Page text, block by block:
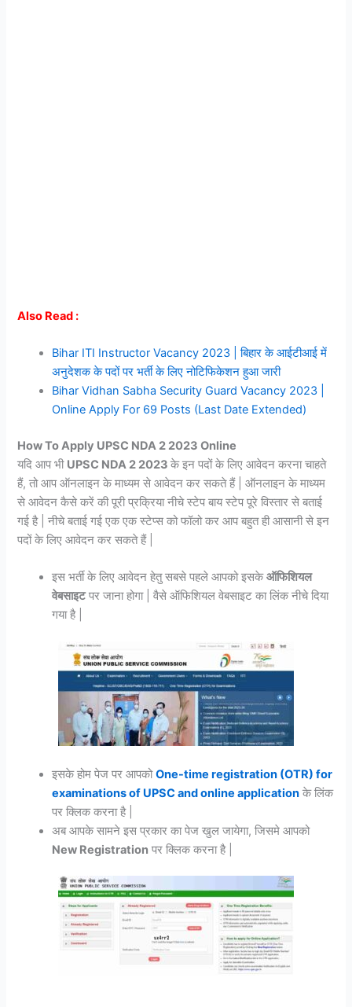
Also Read :
Bihar ITI Instructor Vacancy 2023 | बिहार के आईटीआई में
अनुदेशक के पदों पर भर्ती के लिए नोटिफिकेशन हुआ जारी
Bihar Vidhan Sabha Security Guard Vacancy 2023 |
Online Apply For 69 Posts (Last Date Extended)
How To Apply UPSC NDA 2 2023 Online
यदि आप भी UPSC NDA 2 2023के इन पदों के लिए आवेदन करना चाहते
हैं, तो आप ऑनलाइन के माध्यम से आवेदन कर सकते हैं | ऑनलाइन के माध्यम
से आवेदन कैसे करें की पूरी प्रक्रिया नीचे स्टेप बाय स्टेप पूरे विस्तार से बताई
गई है | नीचे बताई गई एक एक स्टेप्स को फॉलो कर आप बहुत ही आसानी से इन
पदों के लिए आवेदन कर सकते हैं |
इस भर्ती के लिए आवेदन हेतु सबसे पहले आपको इसकेऑफिशियल
वेबसाइटपर जाना होगा | वैसे ऑफिशियल वेबसाइट का लिंक नीचे दिया
गया है |
इसके होम पेज पर आपकोOne-time registration (OTR) for
examinations of UPSC and online application के लिंक
पर क्लिक करना है |
अब आपके सामने इस प्रकार का पेज खुल जायेगा, जिसमे आपको
New Registration पर क्लिक करना है |